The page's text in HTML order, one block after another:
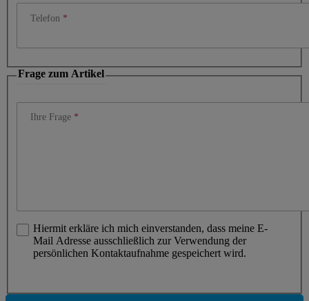
Telefon
Frage zum Artikel
Ihre Frage
Hiermit erkläre ich mich einverstanden, dass meine E-
Mail Adresse ausschließlich zur Verwendung der
persönlichen Kontaktaufnahme gespeichert wird.